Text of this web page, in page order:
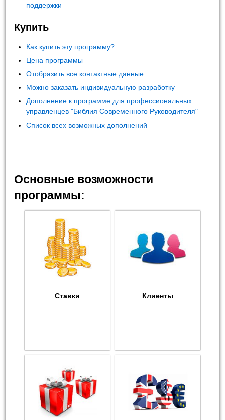
поддержки
Купить
Как купить эту программу?
Цена программы
Отобразить все контактные данные
Можно заказать индивидуальную разработку
Дополнение к программе для профессиональных
управленцев "Библия Современного Руководителя"
Список всех возможных дополнений
Основные возможности
программы:
Ставки Клиенты